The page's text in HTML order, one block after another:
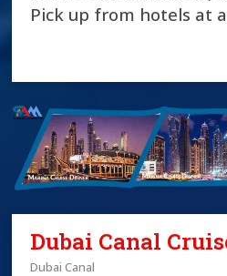
Pick up from hotels at
Dubai Canal
Dubai Canal